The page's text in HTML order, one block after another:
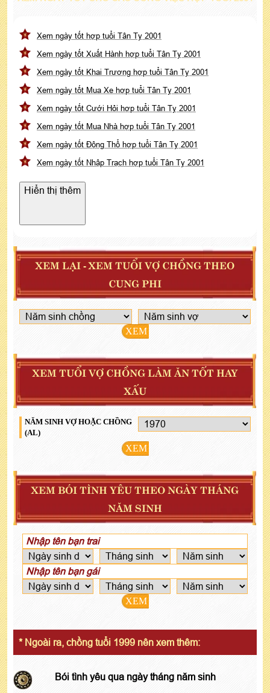
Xem ngày tốt hợp tuổi Tân Tỵ 2001
Xem ngày tốt Xuất Hành hợp tuổi Tân Tỵ 2001
Xem ngày tốt Khai Trương hợp tuổi Tân Tỵ 2001
Xem ngày tốt Mua Xe hợp tuổi Tân Tỵ 2001
Xem ngày tốt Cưới Hỏi hợp tuổi Tân Tỵ 2001
Xem ngày tốt Mua Nhà hợp tuổi Tân Tỵ 2001
Xem ngày tốt Động Thổ hợp tuổi Tân Tỵ 2001
Xem ngày tốt Nhập Trạch hợp tuổi Tân Tỵ 2001
Hiển thị thêm
XEM LẠI - XEM TUỔI VỢ CHỒNG THEO
CUNG PHI
XEM
XEM TUỔI VỢ CHỒNG LÀM ĂN TỐT HAY
XẤU
NĂM SINH VỢ HOẶC CHỒNG
(AL)
XEM
XEM BÓI TÌNH YÊU THEO NGÀY THÁNG
NĂM SINH
XEM
* Ngoài ra, chồng tuổi 1999 nên xem thêm:
Bói tình yêu qua ngày tháng năm sinh